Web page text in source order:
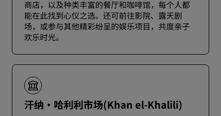
商店，以及种类丰富的餐厅和咖啡馆，每个人都
能在此找到心仪之选。还可前往影院、露天剧
场，或参与其他精彩纷呈的娱乐项目，共度亲子
欢乐时光。
汗纳·哈利利市场(Khan el-Khalili)